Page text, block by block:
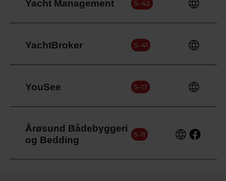
Yacht Management S-42
YachtBroker S-41
YouSee S-17
Årøsund Bådebyggeri
og Bedding
S-11